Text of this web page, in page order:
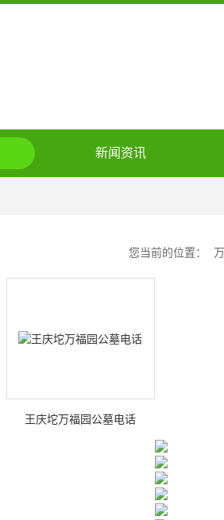
新闻资讯
您当前的位置：
王庆坨万福园公墓电话